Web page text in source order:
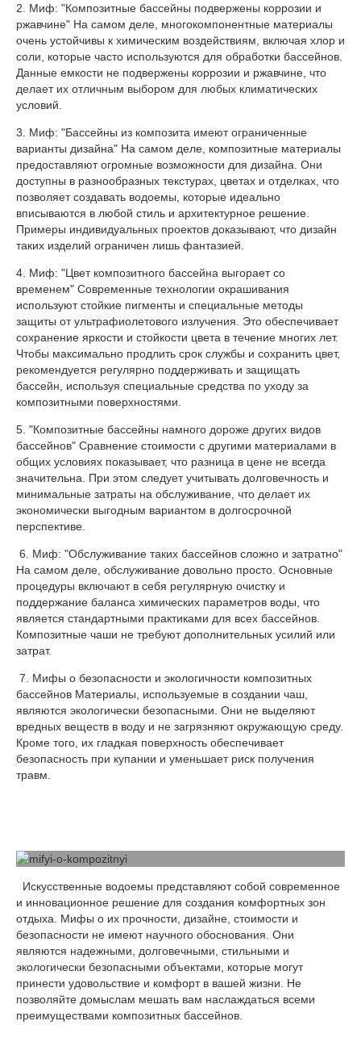
2. Миф: "Композитные бассейны подвержены коррозии и
ржавчине" На самом деле, многокомпонентные материалы
очень устойчивы к химическим воздействиям, включая хлор и
соли, которые часто используются для обработки бассейнов.
Данные емкости не подвержены коррозии и ржавчине, что
делает их отличным выбором для любых климатических
условий.
3. Миф: "Бассейны из композита имеют ограниченные
варианты дизайна" На самом деле, композитные материалы
предоставляют огромные возможности для дизайна. Они
доступны в разнообразных текстурах, цветах и отделках, что
позволяет создавать водоемы, которые идеально
вписываются в любой стиль и архитектурное решение.
Примеры индивидуальных проектов доказывают, что дизайн
таких изделий ограничен лишь фантазией.
4. Миф: "Цвет композитного бассейна выгорает со
временем" Современные технологии окрашивания
используют стойкие пигменты и специальные методы
защиты от ультрафиолетового излучения. Это обеспечивает
сохранение яркости и стойкости цвета в течение многих лет.
Чтобы максимально продлить срок службы и сохранить цвет,
рекомендуется регулярно поддерживать и защищать
бассейн, используя специальные средства по уходу за
композитными поверхностями.
5. "Композитные бассейны намного дороже других видов
бассейнов" Сравнение стоимости с другими материалами в
общих условиях показывает, что разница в цене не всегда
значительна. При этом следует учитывать долговечность и
минимальные затраты на обслуживание, что делает их
экономически выгодным вариантом в долгосрочной
перспективе.
6. Миф: "Обслуживание таких бассейнов сложно и затратно"
На самом деле, обслуживание довольно просто. Основные
процедуры включают в себя регулярную очистку и
поддержание баланса химических параметров воды, что
является стандартными практиками для всех бассейнов.
Композитные чаши не требуют дополнительных усилий или
затрат.
7. Мифы о безопасности и экологичности композитных
бассейнов Материалы, используемые в создании чаш,
являются экологически безопасными. Они не выделяют
вредных веществ в воду и не загрязняют окружающую среду.
Кроме того, их гладкая поверхность обеспечивает
безопасность при купании и уменьшает риск получения
травм.
Искусственные водоемы представляют собой современное
и инновационное решение для создания комфортных зон
отдыха. Мифы о их прочности, дизайне, стоимости и
безопасности не имеют научного обоснования. Они
являются надежными, долговечными, стильными и
экологически безопасными объектами, которые могут
принести удовольствие и комфорт в вашей жизни. Не
позволяйте домыслам мешать вам наслаждаться всеми
преимуществами композитных бассейнов.